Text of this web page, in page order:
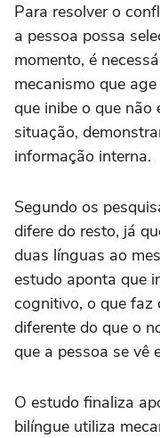
Para resolver o
a pessoa possa
momento, é
mecanismo que
que inibe o que não
situação,
informação interna.
Segundo os
difere do resto, já
duas línguas ao
estudo aponta que
cognitivo, o que faz
diferente do que o
que a pessoa se vê
O estudo finaliza
bilíngue utiliza